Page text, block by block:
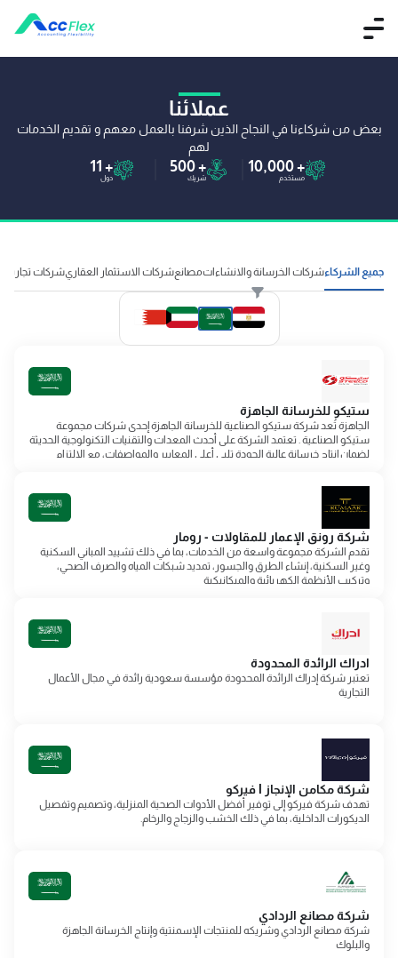
عملائنا
بعض من شركاءنا في النجاح الذين شرفنا بالعمل معهم و تقديم الخدمات
لهم
+
10,000
مستخدم
+
500
شريك
+
11
دول
جميع الشركاءشركات الخرسانة والانشاءاتمصانعشركات الاستثمار العقاريشركات تجارية
ستيكو للخرسانة الجاهزة
الجاهزة تُعد شركة ستيكو الصناعية للخرسانة الجاهزة إحدى شركات مجموعة
ستيكو الصناعية . تعتمد الشركة على أحدث المعدات والتقنيات التكنولوجية الحديثة
لضمان إنتاج خرسانة عالية الجودة تلبي أعلى المعايير والمواصفات، مع الالتزام
شركة رونق الإعمار للمقاولات - رومار
تقدم الشركة مجموعة واسعة من الخدمات، بما في ذلك تشييد المباني السكنية
وغير السكنية، إنشاء الطرق والجسور، تمديد شبكات المياه والصرف الصحي،
وتركيب الأنظمة الكهربائية والميكانيكية
ادراك الرائدة المحدودة
تعتبر شركة إدراك الرائدة المحدودة مؤسسة سعودية رائدة في مجال الأعمال
التجارية
شركة مكامن الإنجاز l فيركو
تهدف شركة فيركو إلى توفير أفضل الأدوات الصحية المنزلية، وتصميم وتفصيل
الديكورات الداخلية، بما في ذلك الخشب والزجاج والرخام.
شركة مصانع الردادي
شركة مصانع الردادي وشريكه للمنتجات الإسمنتية وإنتاج الخرسانة الجاهزة
والبلوك